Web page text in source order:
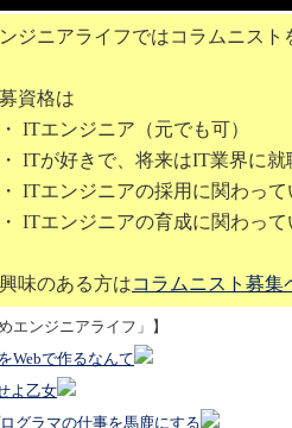
ジニアライフではコラムニスト
資格は
ITエンジニア（元でも可）
ITが好きで、将来はIT業界に就
ITエンジニアの採用に関わって
ITエンジニアの育成に関わって
味のある方はコラムニスト募集
エンジニアライフ」】
Webで作るなんて
よ乙女
グラマの仕事を馬鹿にする